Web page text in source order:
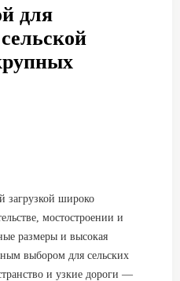
для
загрузкой широко
мостостроении и
размеры и высокая
выбором для сельских
и узкие дороги —